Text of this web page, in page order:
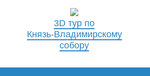
3D тур по
Князь-Владимирскому
собору